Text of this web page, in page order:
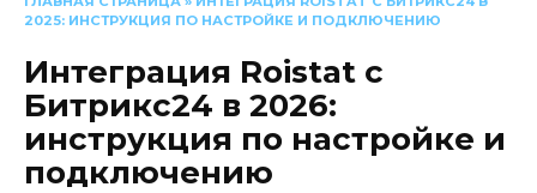
2025: ИНСТРУКЦИЯ ПО НАСТРОЙКЕ И ПОДКЛЮЧЕНИЮ
Интеграция Roistat с
Битрикс24 в 2026:
инструкция по настройке и
подключению